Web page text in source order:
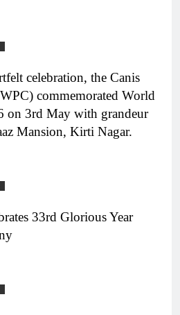
celebration, the Canis
commemorated World
on 3rd May with grandeur
Mansion, Kirti Nagar.
33rd Glorious Year